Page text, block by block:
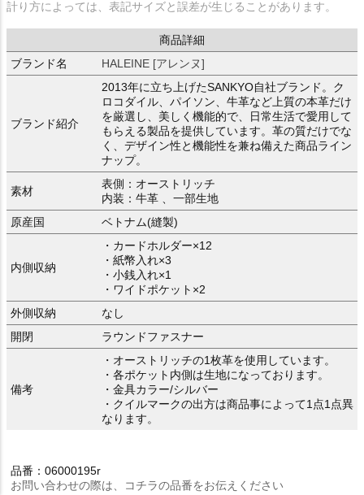
計り方によっては、表記サイズと誤差が生じることがあります。
商品詳細
ブランド名
HALEINE [アレンヌ]
ブランド紹介
2013年に立ち上げたSANKYO自社ブランド。ク
ロコダイル、パイソン、牛革など上質の本革だけ
を厳選し、美しく機能的で、日常生活で愛用して
もらえる製品を提供しています。革の質だけでな
く、デザイン性と機能性を兼ね備えた商品ライン
ナップ。
素材
表側：オーストリッチ
内装：牛革 、一部生地
原産国
ベトナム(縫製)
内側収納
・カードホルダー×12
・紙幣入れ×3
・小銭入れ×1
・ワイドポケット×2
外側収納
なし
開閉
ラウンドファスナー
備考
・オーストリッチの1枚革を使用しています。
・各ポケット内側は生地になっております。
・金具カラー/シルバー
・クイルマークの出方は商品事によって1点1点異
なります。
品番：06000195r
お問い合わせの際は、コチラの品番をお伝えください